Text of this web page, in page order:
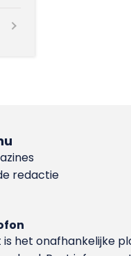
redactie
is het onafhankelijke